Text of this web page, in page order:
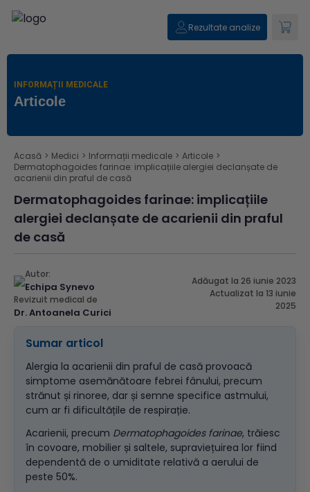
Rezultate analize
INFORMAȚII MEDICALE
Articole
Acasă > Medici > Informații medicale > Articole >
Dermatophagoides farinae: implicațiile alergiei declanșate de
acarienii din praful de casă
Dermatophagoides farinae: implicațiile
alergiei declanșate de acarienii din praful
de casă
Autor:
Echipa Synevo
Revizuit medical de
Dr. Antoanela Curici
Adăugat la 26 iunie 2023
Actualizat la 13 iunie
2025
Sumar articol
Alergia la acarienii din praful de casă provoacă
simptome asemănătoare febrei fânului, precum
strănut și rinoree, dar și semne specifice astmului,
cum ar fi dificultățile de respirație.
Acarienii, precum Dermatophagoides farinae, trăiesc
în covoare, mobilier și saltele, supraviețuirea lor fiind
dependentă de o umiditate relativă a aerului de
peste 50%.